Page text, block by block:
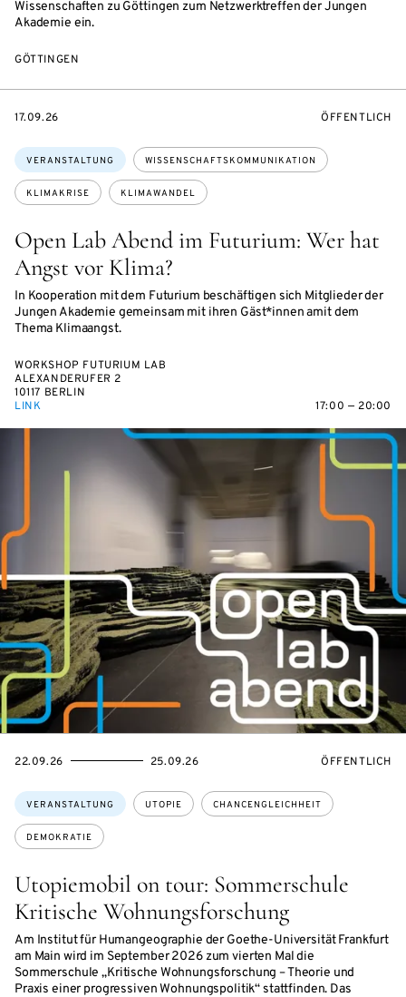
Wissenschaften zu Göttingen zum Netzwerktreffen der Jungen
Akademie ein.
GÖTTINGEN
Open Lab Abend im Futurium: Wer hat
Angst vor Klima?
In Kooperation mit dem Futurium beschäftigen sich Mitglieder der
Jungen Akademie gemeinsam mit ihren Gäst*innen amit dem
Thema Klimaangst.
Themen:
VERANSTALTUNG WISSENSCHAFTSKOMMUNIKATION
KLIMAKRISE KLIMAWANDEL
EVENTBEGINSON
17.09.26 ÖFFENTLICH
WORKSHOP FUTURIUM LAB
ALEXANDERUFER 2
10117 BERLIN
LINK
17:00 — 20:00
Utopiemobil on tour: Sommerschule
Kritische Wohnungsforschung
Am Institut für Humangeographie der Goethe-Universität Frankfurt
am Main wird im September 2026 zum vierten Mal die
Sommerschule „Kritische Wohnungsforschung – Theorie und
Praxis einer progressiven Wohnungspolitik“ stattfinden. Das
Themen:
VERANSTALTUNG UTOPIE CHANCENGLEICHHEIT
DEMOKRATIE
EVENTBEGINSON
22.09.26
EVENTENDSON 25.09.26 ÖFFENTLICH